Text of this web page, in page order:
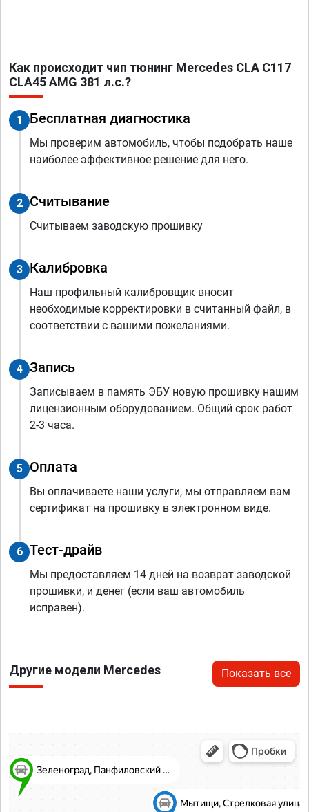
Как происходит чип тюнинг Mercedes CLA C117
CLA45 AMG 381 л.с.?
1 Бесплатная диагностика
Мы проверим автомобиль, чтобы подобрать наше
наиболее эффективное решение для него.
2 Считывание
Считываем заводскую прошивку
3 Калибровка
Наш профильный калибровщик вносит
необходимые корректировки в считанный файл, в
соответствии с вашими пожеланиями.
4 Запись
Записываем в память ЭБУ новую прошивку нашим
лицензионным оборудованием. Общий срок работ
2-3 часа.
5 Оплата
Вы оплачиваете наши услуги, мы отправляем вам
сертификат на прошивку в электронном виде.
6 Тест-драйв
Мы предоставляем 14 дней на возврат заводской
прошивки, и денег (если ваш автомобиль
исправен).
Другие модели Mercedes Показать все